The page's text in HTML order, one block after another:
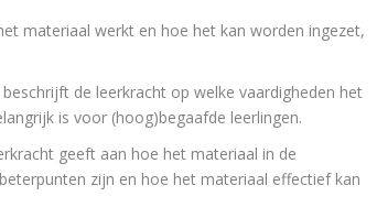
materiaal werkt en hoe het kan worden ingezet,
de leerkracht op welke vaardigheden het
is voor (hoog)begaafde leerlingen.
geeft aan hoe het materiaal in de
zijn en hoe het materiaal effectief kan